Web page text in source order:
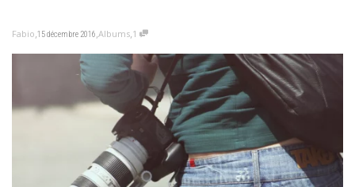
Fabio,15 décembre 2016,Albums,1